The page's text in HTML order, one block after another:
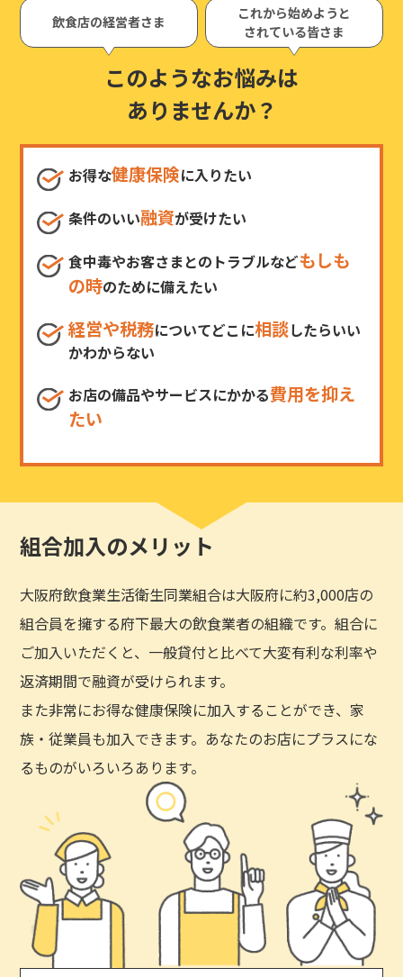
飲食店の経営者さま
これから始めようと
されている皆さま
このようなお悩みは
ありませんか？
お得な健康保険に入りたい
条件のいい融資が受けたい
食中毒やお客さまとのトラブルなどもしも
の時のために備えたい
経営や税務についてどこに相談したらいい
かわからない
お店の備品やサービスにかかる費用を抑え
たい
組合加入のメリット
大阪府飲食業生活衛生同業組合は大阪府に約3,000店の
組合員を擁する府下最大の飲食業者の組織です。組合に
ご加入いただくと、一般貸付と比べて大変有利な利率や
返済期間で融資が受けられます。
また非常にお得な健康保険に加入することができ、家
族・従業員も加入できます。あなたのお店にプラスにな
るものがいろいろあります。